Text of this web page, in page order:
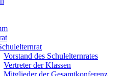
Vorstand des Schulelternrates
Vertreter der Klassen
Mitglieder der Gesamtkonferenz